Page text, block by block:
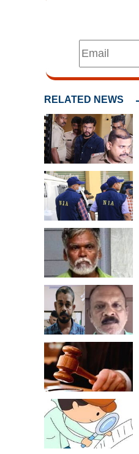
RELATED NEWS